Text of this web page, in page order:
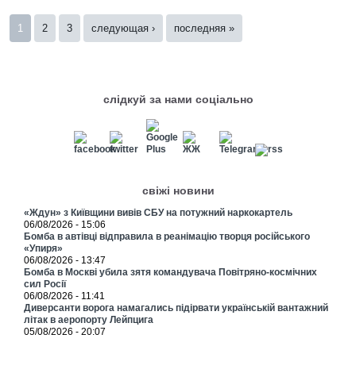
Страницы
1 2 3 следующая › последняя »
слідкуй за нами соціально
свіжі новини
«Ждун» з Київщини вивів СБУ на потужний наркокартель
06/08/2026 - 15:06
Бомба в автівці відправила в реанімацію творця російського
«Упиря»
06/08/2026 - 13:47
Бомба в Москві убила зятя командувача Повітряно-космічних
сил Росії
06/08/2026 - 11:41
Диверсанти ворога намагались підірвати українській вантажний
літак в аеропорту Лейпцига
05/08/2026 - 20:07